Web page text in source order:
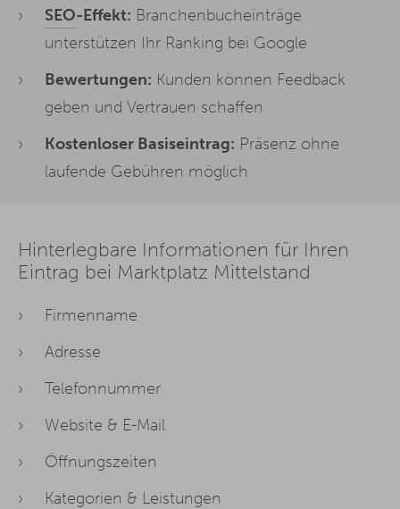
SEO-Effekt: Branchenbucheinträge
unterstützen Ihr Ranking bei Google
Bewertungen: Kunden können Feedback
geben und Vertrauen schaffen
Kostenloser Basiseintrag: Präsenz ohne
laufende Gebühren möglich
Hinterlegbare Informationen für Ihren
Eintrag bei Marktplatz Mittelstand
Firmenname
Adresse
Telefonnummer
Website & E-Mail
Öffnungszeiten
Kategorien & Leistungen